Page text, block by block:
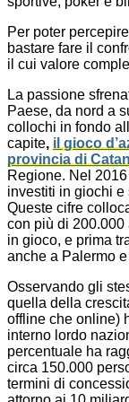
Per poter
bastare fare il
il cui valore
La passione
Paese, da nord a
collochi in fondo
capite, il gioco
provincia di
Regione. Nel
investiti in giochi e
Queste cifre
con più di 200.000
in gioco, e prima
anche a Palermo
Osservando gli
quella della
offline che online)
interno lordo
percentuale ha
circa 150.000
termini di